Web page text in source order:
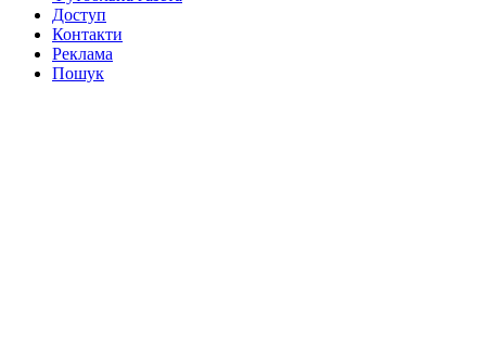
Доступ
Контакти
Реклама
Пошук